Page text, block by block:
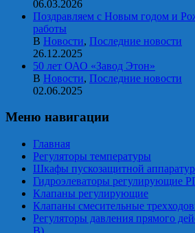
06.03.2026
Поздравляем с Новым годом и
работы
В Новости, Последние новости
26.12.2025
50 лет ОАО «Завод Этон»
В Новости, Последние новости
02.06.2025
Меню навигации
Главная
Регуляторы температуры
Шкафы пускозащитной
Гидроэлеваторы регулирующие
Клапаны регулирующие
Клапаны смесительные
Регуляторы давления прямого